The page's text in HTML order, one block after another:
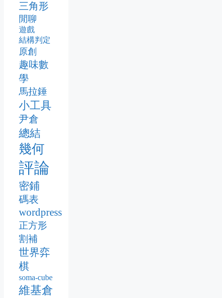
三角形
閒聊
遊戲
結構判定
原創
趣味數
學
馬拉錘
小工具
尹倉
總結
幾何
評論
密鋪
碼表
wordpress
正方形
割補
世界弈
棋
soma-cube
維基倉